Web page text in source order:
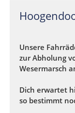
Unsere
zur Abholung
Wesermarsch
Dich erwartet
so bestimmt